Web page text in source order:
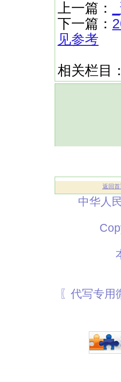
上一篇：
下一篇：
见参考
相关栏目：
返回首
中华人
〖代写专